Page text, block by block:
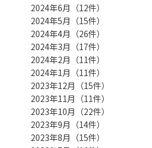
2024年6月（12件）
2024年5月（15件）
2024年4月（26件）
2024年3月（17件）
2024年2月（11件）
2024年1月（11件）
2023年12月（15件）
2023年11月（11件）
2023年10月（22件）
2023年9月（14件）
2023年8月（15件）